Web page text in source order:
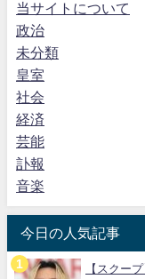
当サイトについて
政治
未分類
皇室
社会
経済
芸能
訃報
音楽
今日の人気記事
【スクー